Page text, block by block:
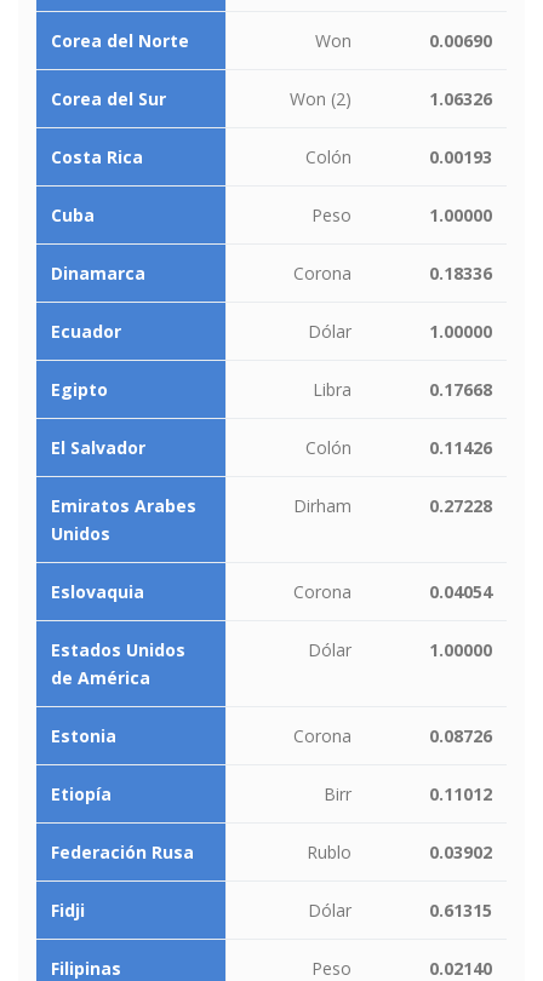
Corea del Norte Won 0.00690
Corea del Sur Won (2) 1.06326
Costa Rica Colón 0.00193
Cuba Peso 1.00000
Dinamarca Corona 0.18336
Ecuador Dólar 1.00000
Egipto Libra 0.17668
El Salvador Colón 0.11426
Emiratos Arabes
Unidos
Dirham 0.27228
Eslovaquia Corona 0.04054
Estados Unidos
de América
Dólar 1.00000
Estonia Corona 0.08726
Etiopía Birr 0.11012
Federación Rusa Rublo 0.03902
Fidji Dólar 0.61315
Filipinas Peso 0.02140